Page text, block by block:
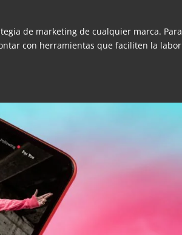
de marketing de cualquier marca. Para
con herramientas que faciliten la labor